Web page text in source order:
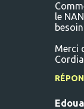
le
Merci